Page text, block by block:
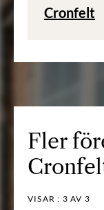
Cronfelt
Fler
VISAR : 3 AV 3